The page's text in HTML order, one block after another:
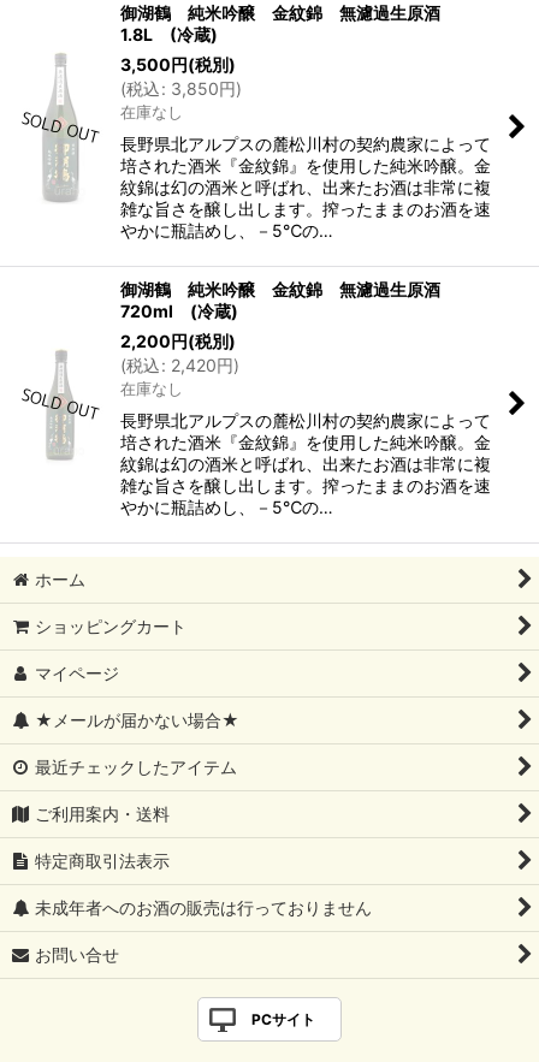
御湖鶴 純米吟醸 金紋錦 無濾過生原酒
1.8L (冷蔵)
3,500円(税別)
(税込: 3,850円)
在庫なし
長野県北アルプスの麓松川村の契約農家によって
培された酒米『金紋錦』を使用した純米吟醸。金
紋錦は幻の酒米と呼ばれ、出来たお酒は非常に複
雑な旨さを醸し出します。搾ったままのお酒を速
やかに瓶詰めし、－5℃の…
御湖鶴 純米吟醸 金紋錦 無濾過生原酒
720ml (冷蔵)
2,200円(税別)
(税込: 2,420円)
在庫なし
長野県北アルプスの麓松川村の契約農家によって
培された酒米『金紋錦』を使用した純米吟醸。金
紋錦は幻の酒米と呼ばれ、出来たお酒は非常に複
雑な旨さを醸し出します。搾ったままのお酒を速
やかに瓶詰めし、－5℃の…
ホーム
ショッピングカート
マイページ
★メールが届かない場合★
最近チェックしたアイテム
ご利用案内・送料
特定商取引法表示
未成年者へのお酒の販売は行っておりません
お問い合せ
PCサイト